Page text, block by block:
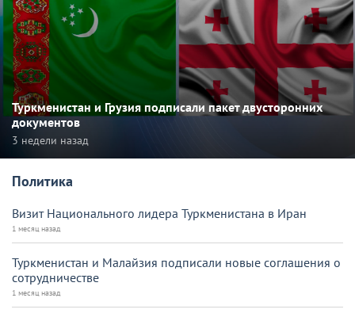
Туркменистан и Грузия подписали пакет двусторонних
документов
3 недели назад
Политика
Визит Национального лидера Туркменистана в Иран
1 месяц назад
Туркменистан и Малайзия подписали новые соглашения о
сотрудничестве
1 месяц назад